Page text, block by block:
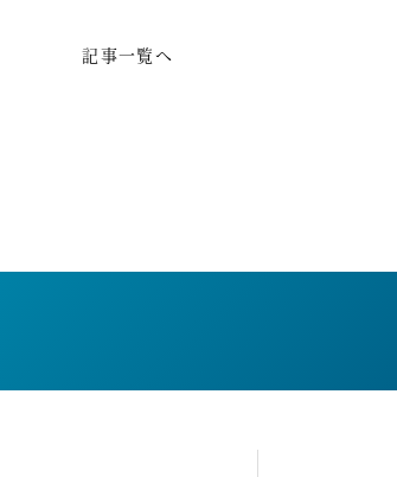
記事一覧へ